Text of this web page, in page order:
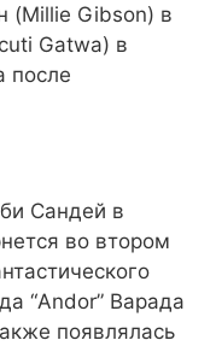
(Millie Gibson) в
Gatwa) в
после
Сандей в
во втором
“Andor” Варада
появлялась